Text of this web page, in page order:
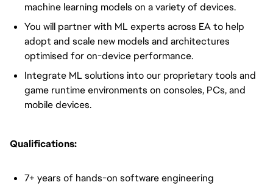
machine learning models on a variety of devices.
You will partner with ML experts across EA to help
adopt and scale new models and architectures
optimised for on-device performance.
Integrate ML solutions into our proprietary tools and
game runtime environments on consoles, PCs, and
mobile devices.
Qualifications:
7+ years of hands-on software engineering